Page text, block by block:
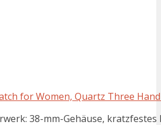
for Women, Quartz Three
38-mm-Gehäuse,